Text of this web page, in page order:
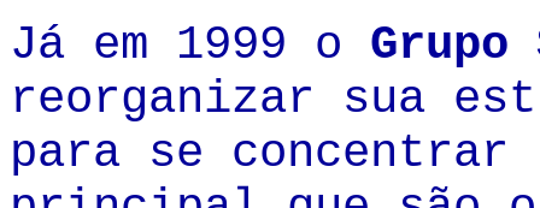
Já em 1999 o Grupo
reorganizar sua
para se concentrar